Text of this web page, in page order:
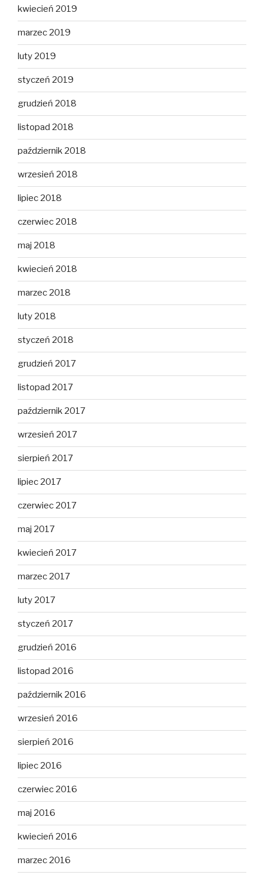
kwiecień 2019
marzec 2019
luty 2019
styczeń 2019
grudzień 2018
listopad 2018
październik 2018
wrzesień 2018
lipiec 2018
czerwiec 2018
maj 2018
kwiecień 2018
marzec 2018
luty 2018
styczeń 2018
grudzień 2017
listopad 2017
październik 2017
wrzesień 2017
sierpień 2017
lipiec 2017
czerwiec 2017
maj 2017
kwiecień 2017
marzec 2017
luty 2017
styczeń 2017
grudzień 2016
listopad 2016
październik 2016
wrzesień 2016
sierpień 2016
lipiec 2016
czerwiec 2016
maj 2016
kwiecień 2016
marzec 2016